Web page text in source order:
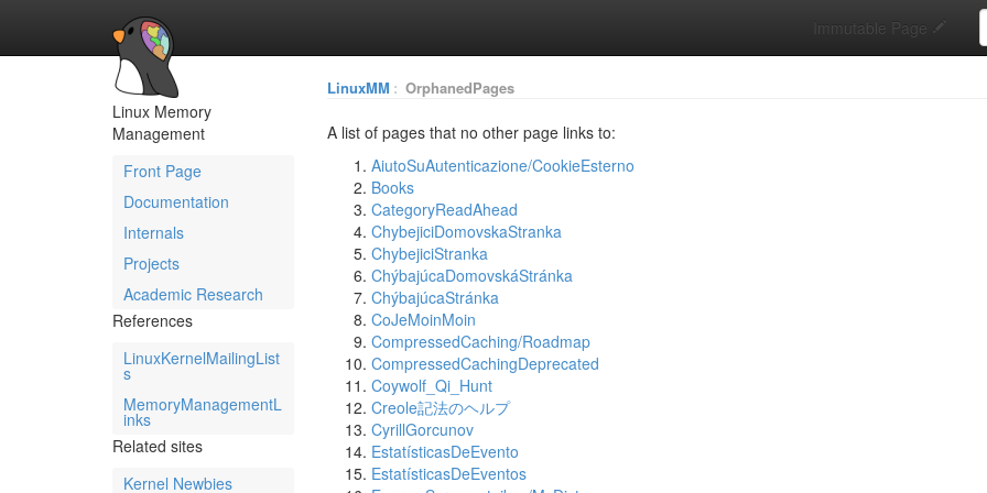
Immutable Page
Linux Memory
Management
Front Page
Documentation
Internals
Projects
Academic Research
References
LinuxKernelMailingList
s
MemoryManagementL
inks
Related sites
Kernel Newbies
LinuxMM : OrphanedPages
A list of pages that no other page links to:
AiutoSuAutenticazione/CookieEsterno
Books
CategoryReadAhead
ChybejiciDomovskaStranka
ChybejiciStranka
ChýbajúcaDomovskáStránka
ChýbajúcaStránka
CoJeMoinMoin
CompressedCaching/Roadmap
CompressedCachingDeprecated
Coywolf_Qi_Hunt
Creole記法のヘルプ
CyrillGorcunov
EstatísticasDeEvento
EstatísticasDeEventos